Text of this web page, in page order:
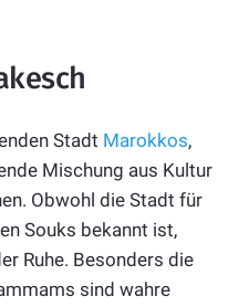
Stadt Marokkos,
Mischung aus Kultur
Obwohl die Stadt für
Souks bekannt ist,
Ruhe. Besonders die
sind wahre